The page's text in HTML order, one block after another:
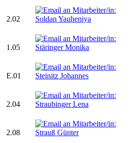
2.02
1.05
E.01
2.04
2.08